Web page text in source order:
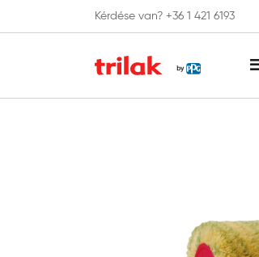
Kérdése van? +36 1 421 6193
Fontos tájékoztatás!